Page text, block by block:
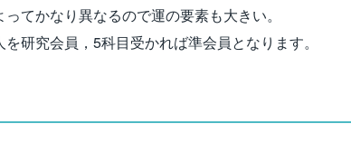
てかなり異なるので運の要素も大きい。
研究会員，5科目受かれば準会員となります。